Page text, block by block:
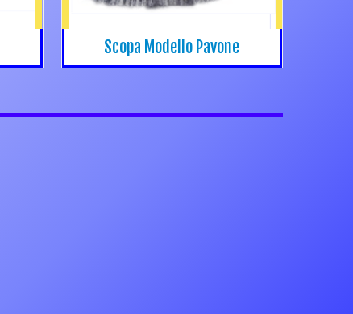
Scopa Modello Pavone